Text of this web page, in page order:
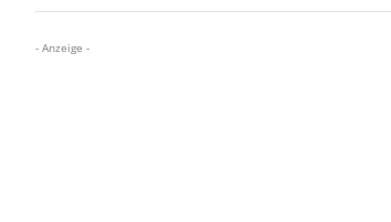
- Anzeige -